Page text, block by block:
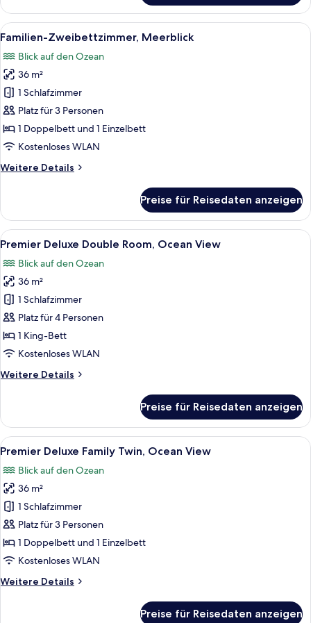
Doppelzimmer,
Meerblick
Alle
Fotos
für
Familien-
Zweibettzimmer,
Meerblick
anzeigen
Ein Hotelzimmer mit zwei Betten,
8
Familien-Zweibettzimmer, Meerblick
Blick auf den Ozean
36 m²
1 Schlafzimmer
Platz für 3 Personen
1 Doppelbett und 1 Einzelbett
Kostenloses WLAN
Weitere Details
Weitere
Zweibettzimmer,
Meerblick
Preise für Reisedaten anzeigen
Alle
Fotos
für
Premier
Deluxe
Double
Room,
Ocean
anzeigen
Ein modernes Hotelzimmer mit
7
Premier Deluxe Double Room, Ocean View
Blick auf den Ozean
36 m²
1 Schlafzimmer
Platz für 4 Personen
1 King-Bett
Kostenloses WLAN
Weitere Details
Weitere
Deluxe
Double
Room,
View
Preise für Reisedaten anzeigen
Alle
Fotos
für
Premier
Deluxe
Family
Twin,
Ocean
anzeigen
Ein modernes Hotelzimmer mit
9
Premier Deluxe Family Twin, Ocean View
Blick auf den Ozean
36 m²
1 Schlafzimmer
Platz für 3 Personen
1 Doppelbett und 1 Einzelbett
Kostenloses WLAN
Weitere Details
Weitere
Preise für Reisedaten anzeigen